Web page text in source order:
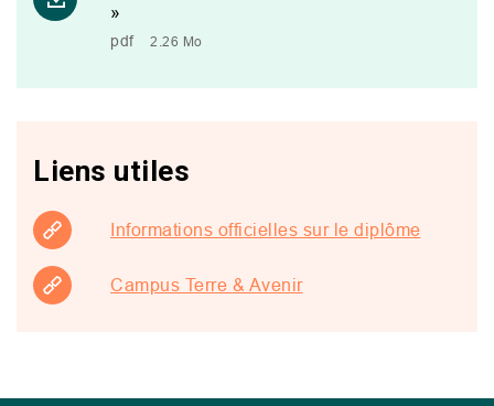
»
pdf 2.26 Mo
Liens utiles
Informations officielles sur le diplôme
Campus Terre & Avenir